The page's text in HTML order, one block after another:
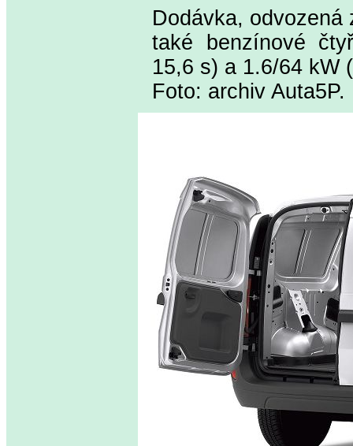
Dodávka, odvozená
také benzínové
15,6 s) a 1.6/64 kW
Foto: archiv Auta5P.